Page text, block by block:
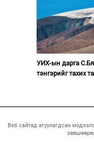
УИХ-ын дарга
тэнгэрийг тахих
Веб сайтад агуулагдсан